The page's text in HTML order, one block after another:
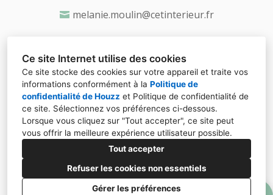
Ce site Internet utilise des cookies
Ce site stocke des cookies sur votre appareil et traite vos
informations conformément à la Politique de
confidentialité de Houzz et Politique de confidentialité de
ce site. Sélectionnez vos préférences ci-dessous.
Lorsque vous cliquez sur "Tout accepter", ce site peut
vous offrir la meilleure expérience utilisateur possible.
Tout accepter
Refuser les cookies non essentiels
Gérer les préférences
melanie.moulin@cetinterieur.fr